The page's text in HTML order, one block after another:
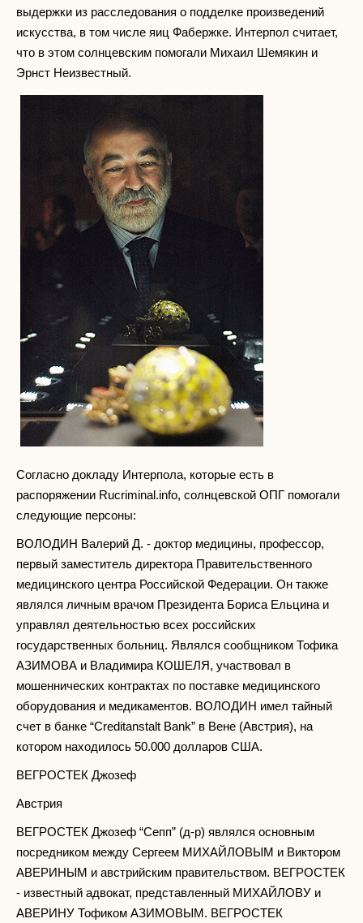
выдержки из расследования о подделке произведений
искусства, в том числе яиц Фабержке. Интерпол считает,
что в этом солнцевским помогали Михаил Шемякин и
Эрнст Неизвестный.
Согласно докладу Интерпола, которые есть в
распоряжении Rucriminal.info, солнцевской ОПГ помогали
следующие персоны:
ВОЛОДИН Валерий Д. - доктор медицины, профессор,
первый заместитель директора Правительственного
медицинского центра Российской Федерации. Он также
являлся личным врачом Президента Бориса Ельцина и
управлял деятельностью всех российских
государственных больниц. Являлся сообщником Тофика
АЗИМОВА и Владимира КОШЕЛЯ, участвовал в
мошеннических контрактах по поставке медицинского
оборудования и медикаментов. ВОЛОДИН имел тайный
счет в банке “Creditanstalt Bank” в Вене (Австрия), на
котором находилось 50.000 долларов США.
ВЕГРОСТЕК Джозеф
Австрия
ВЕГРОСТЕК Джозеф “Сепп” (д-р) являлся основным
посредником между Сергеем МИХАЙЛОВЫМ и Виктором
АВЕРИНЫМ и австрийским правительством. ВЕГРОСТЕК
- известный адвокат, представленный МИХАЙЛОВУ и
АВЕРИНУ Тофиком АЗИМОВЫМ. ВЕГРОСТЕК